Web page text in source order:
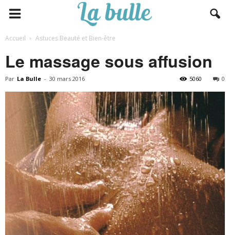
Accueil Astuces Beauté et Bien-être
Le massage sous affusion
Par La Bulle - 30 mars 2016 0
5060